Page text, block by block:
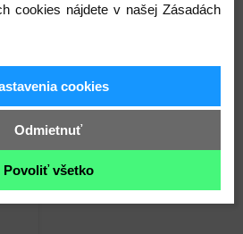
cookies nájdete v našej Zásadách
cookies
Odmietnuť
Povoliť všetko